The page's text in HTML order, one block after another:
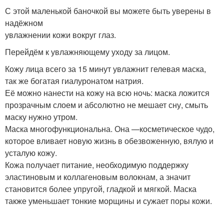
С этой маленькой баночкой вы можете быть уверены в
надёжном
увлажнении кожи вокруг глаз.
Перейдём к увлажняющему уходу за лицом.
Кожу лица всего за 15 минут увлажнит гелевая маска,
так же богатая гиалуронатом натрия.
Её можно нанести на кожу на всю ночь: маска ложится
прозрачным слоем и абсолютно не мешает сну, смыть
маску нужно утром.
Маска многофункциональна. Она —косметическое чудо,
которое вливает новую жизнь в обезвоженную, вялую и
усталую кожу.
Кожа получает питание, необходимую поддержку
эластиновым и коллагеновым волокнам, а значит
становится более упругой, гладкой и мягкой. Маска
также уменьшает тонкие морщины и сужает поры кожи.